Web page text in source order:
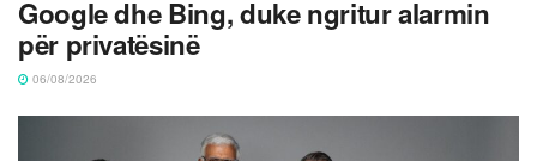
Google dhe Bing, duke ngritur alarmin
për privatësinë
06/08/2026